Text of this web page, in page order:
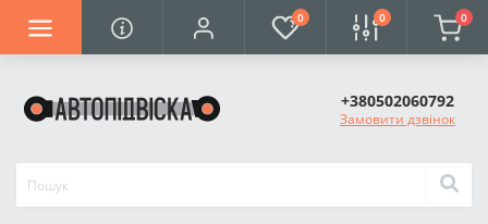
0 0 0
+380502060792
Замовити дзвінок